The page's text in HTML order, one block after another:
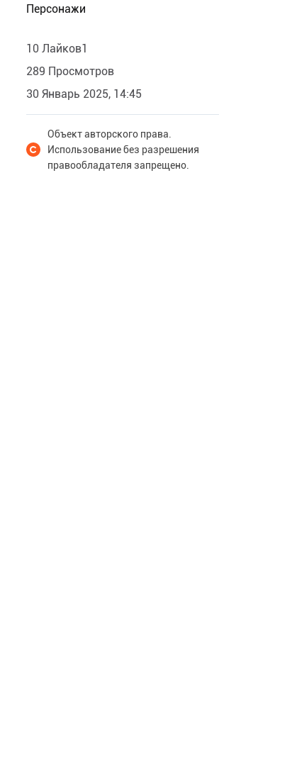
Персонажи
10 Лайков1
289 Просмотров
30 Январь 2025, 14:45
Объект авторского права.
Использование без разрешения
правообладателя запрещено.